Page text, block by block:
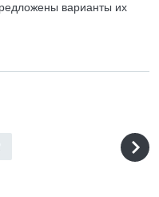
варианты их